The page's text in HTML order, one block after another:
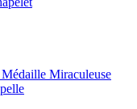
Miraculeuse